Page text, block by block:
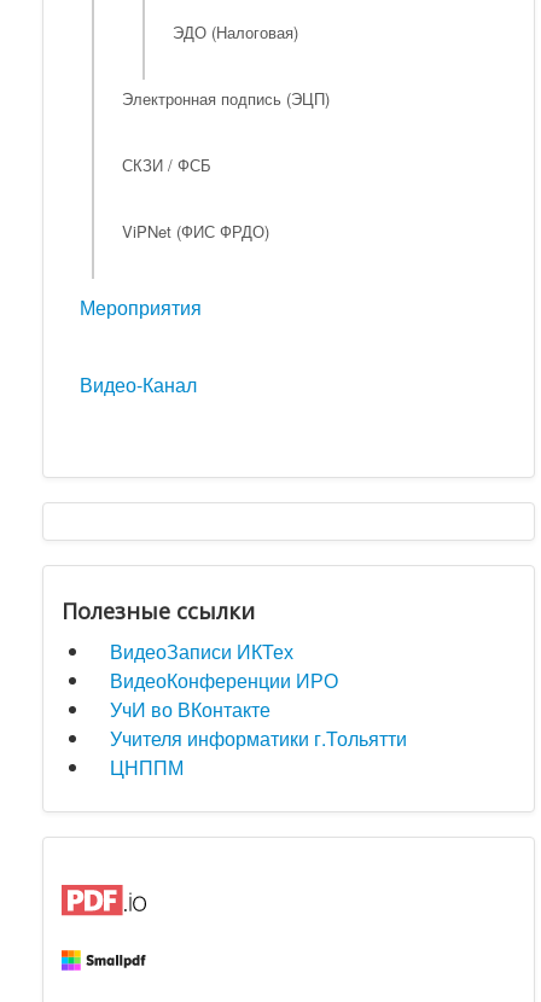
ЭДО (Налоговая)
Электронная подпись (ЭЦП)
СКЗИ / ФСБ
ViPNet (ФИС ФРДО)
Мероприятия
Видео-Канал
Полезные ссылки
ВидеоЗаписи ИКТех
ВидеоКонференции ИРО
УчИ во ВКонтакте
Учителя информатики г.Тольятти
ЦНППМ